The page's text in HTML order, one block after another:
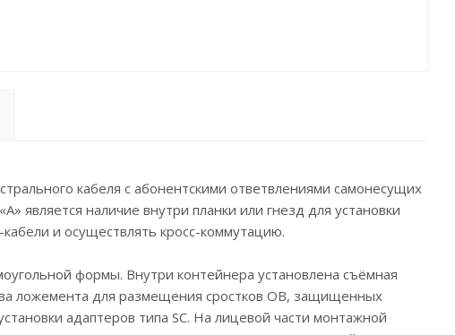
кабеля с абонентскими ответвлениями самонесущих
является наличие внутри планки или гнезд для установки
и осуществлять кросс-коммутацию.
формы. Внутри контейнера установлена съёмная
ложемента для размещения сростков ОВ, защищенных
адаптеров типа SC. На лицевой части монтажной